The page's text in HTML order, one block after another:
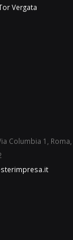
Vergata
Columbia 1,